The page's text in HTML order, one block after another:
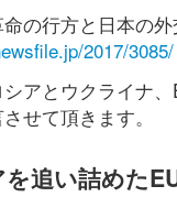
命の行方と日本の
2017/3085/
アとウクライナ
せて頂きます。
追い詰めたEU